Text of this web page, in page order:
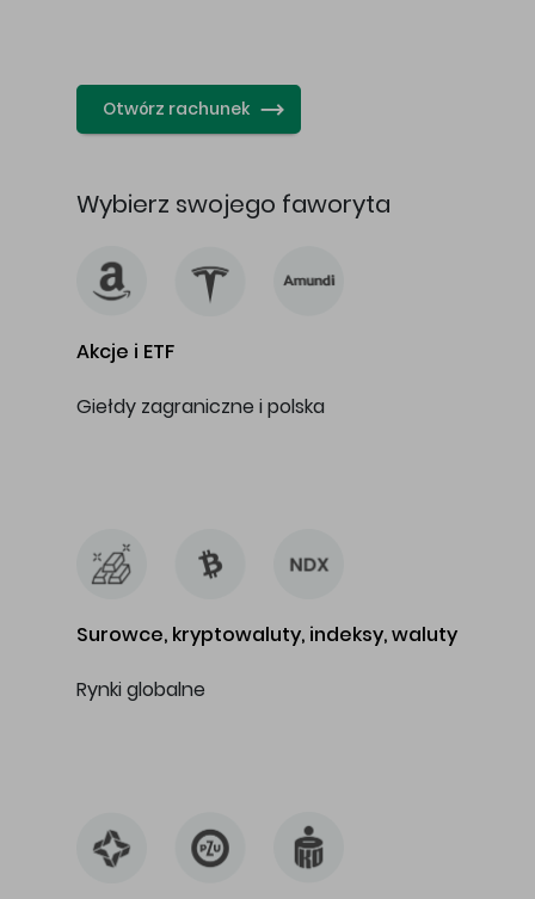
Otwórz rachunek
Wybierz swojego faworyta
Akcje i ETF
Giełdy zagraniczne i polska
Surowce, kryptowaluty, indeksy, waluty
Rynki globalne